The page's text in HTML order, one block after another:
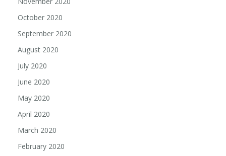
October 2020
September 2020
August 2020
July 2020
June 2020
May 2020
April 2020
March 2020
February 2020